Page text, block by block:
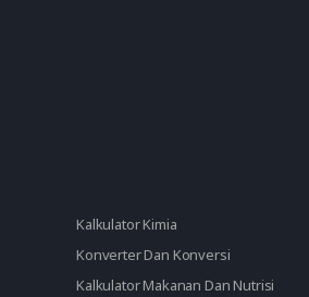
Kalkulator Kimia
Konverter Dan Konversi
Kalkulator Makanan Dan Nutrisi